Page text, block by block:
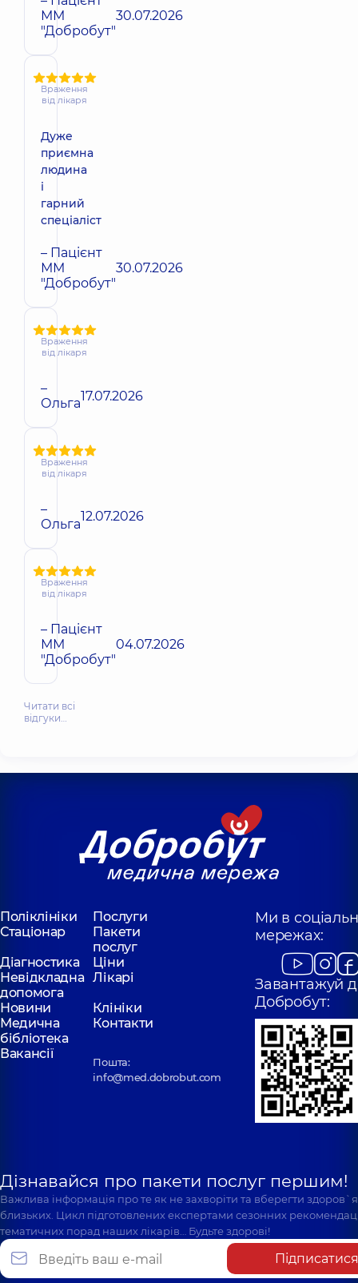
ММ
"Добробут"
30.07.2026
Враження
від лікаря
Дуже
приємна
людина
і
гарний
спеціаліст
– Пацієнт
ММ
"Добробут"
30.07.2026
Враження
від лікаря
–
Ольга17.07.2026
Враження
від лікаря
–
Ольга12.07.2026
Враження
від лікаря
– Пацієнт
ММ
"Добробут"
04.07.2026
Читати всі
відгуки…
Поліклініки
Послуги
Стаціонар
Пакети
послуг
Діагностика
Ціни
Невідкладна
допомога
Лікарі
Новини
Клініки
Медична
бібліотека
Контакти
Вакансії
Пошта:
info@med.dobrobut.com
Ми в
мережах:
Завантажуй
Добробут:
Дізнавайся про пакети послуг першим!
Важлива інформація про те як не захворіти та вберегти
близьких. Цикл підготовлених експертами сезонних
тематичних порад наших лікарів… Будьте здорові!
Підписатися